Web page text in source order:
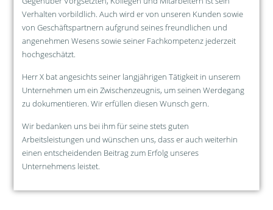
Verhalten vorbildlich. Auch wird er von unseren Kunden sowie
von Geschäftspartnern aufgrund seines freundlichen und
angenehmen Wesens sowie seiner Fachkompetenz jederzeit
hochgeschätzt.
Herr X bat angesichts seiner langjährigen Tätigkeit in unserem
Unternehmen um ein Zwischenzeugnis, um seinen Werdegang
zu dokumentieren. Wir erfüllen diesen Wunsch gern.
Wir bedanken uns bei ihm für seine stets guten
Arbeitsleistungen und wünschen uns, dass er auch weiterhin
einen entscheidenden Beitrag zum Erfolg unseres
Unternehmens leistet.